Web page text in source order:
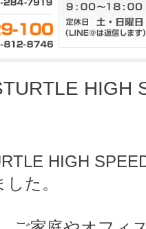
HIGH
HIGH
た。